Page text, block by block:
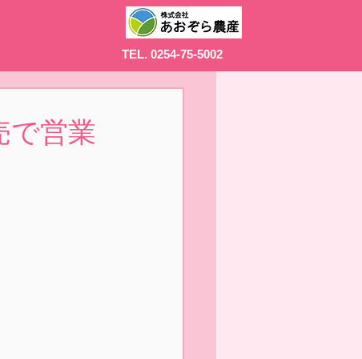
TEL. 0254-75-5002
で営業